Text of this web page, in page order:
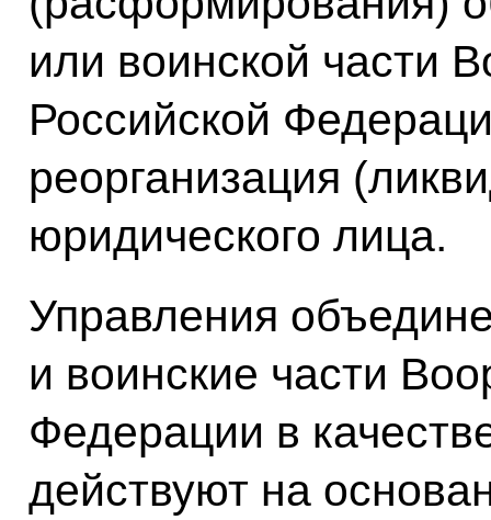
или воинской части
Российской
реорганизация
юридического лица.
Управления
и воинские части
Федерации в
действуют на